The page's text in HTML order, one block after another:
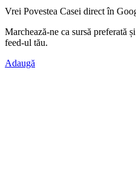
Vrei Povestea Casei direct în
Marchează-ne ca sursă preferată
feed-ul tău.
Adaugă